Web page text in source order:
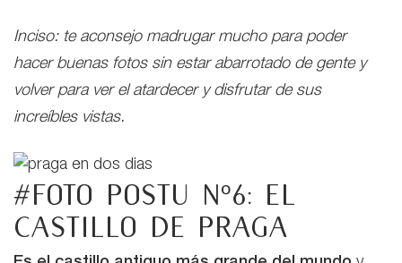
Inciso: te aconsejo madrugar mucho para poder
hacer buenas fotos sin estar abarrotado de gente y
volver para ver el atardecer y disfrutar de sus
increíbles vistas.
#Foto postu nº6: el
castillo de Praga